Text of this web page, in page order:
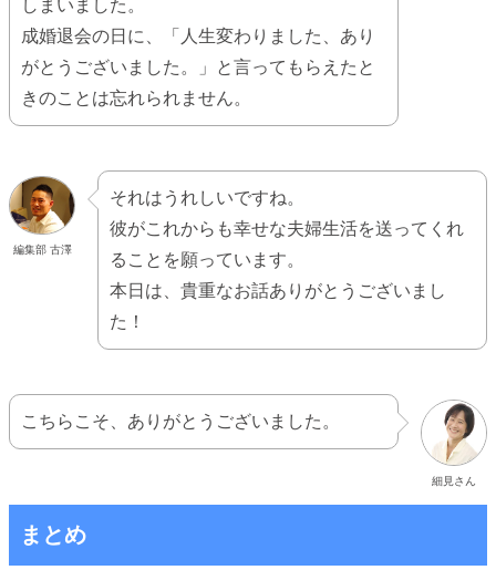
しまいました。
成婚退会の日に、「人生変わりました、あり
がとうございました。」と言ってもらえたと
きのことは忘れられません。
編集部 古澤
それはうれしいですね。
彼がこれからも幸せな夫婦生活を送ってくれ
ることを願っています。
本日は、貴重なお話ありがとうございまし
た！
細見さん
こちらこそ、ありがとうございました。
まとめ